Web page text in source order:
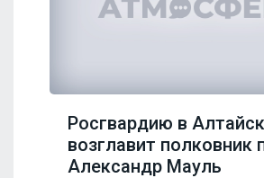
Росгвардию в
возглавит полковник
Александр Мауль